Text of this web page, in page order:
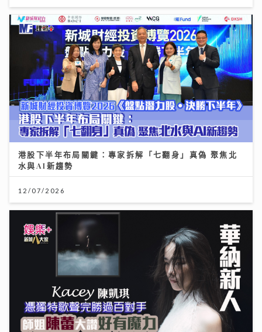
港股下半年布局關鍵：專家拆解「七翻身」真偽 聚焦北
水與AI新趨勢
12/07/2026